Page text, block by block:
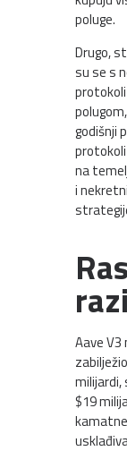
poluge.
Drugo,
su se s
godišnji
na
i
Aave
milijardi,
$19